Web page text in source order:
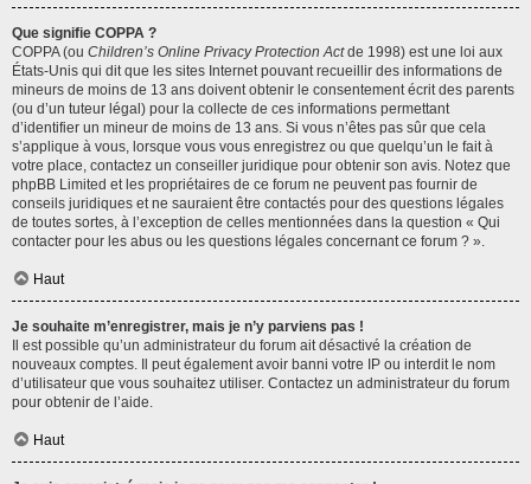
Que signifie COPPA ?
COPPA (ou Children’s Online Privacy Protection Actde 1998) est une loi aux
États-Unis qui dit que les sites Internet pouvant recueillir des informations de
mineurs de moins de 13 ans doivent obtenir le consentement écrit des parents
(ou d’un tuteur légal) pour la collecte de ces informations permettant
d’identifier un mineur de moins de 13 ans. Si vous n’êtes pas sûr que cela
s’applique à vous, lorsque vous vous enregistrez ou que quelqu’un le fait à
votre place, contactez un conseiller juridique pour obtenir son avis. Notez que
phpBB Limited et les propriétaires de ce forum ne peuvent pas fournir de
conseils juridiques et ne sauraient être contactés pour des questions légales
de toutes sortes, à l’exception de celles mentionnées dans la question « Qui
contacter pour les abus ou les questions légales concernant ce forum ? ».
Haut
Je souhaite m’enregistrer, mais je n’y parviens pas !
Il est possible qu’un administrateur du forum ait désactivé la création de
nouveaux comptes. Il peut également avoir banni votre IP ou interdit le nom
d’utilisateur que vous souhaitez utiliser. Contactez un administrateur du forum
pour obtenir de l’aide.
Haut